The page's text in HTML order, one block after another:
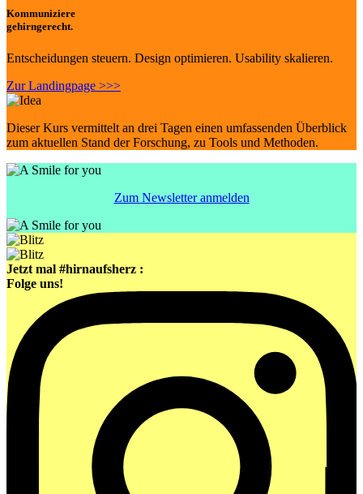
Kommuniziere
gehirngerecht.
Entscheidungen steuern. Design optimieren. Usability skalieren.
Zur Landingpage >>>
Dieser Kurs vermittelt an drei Tagen einen umfassenden Überblick
zum aktuellen Stand der Forschung, zu Tools und Methoden.
Zum Newsletter anmelden
Jetzt mal #hirnaufsherz :
Folge uns!